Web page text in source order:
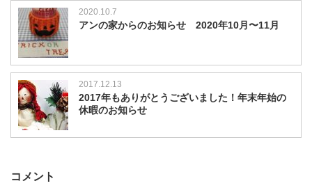
2020.10.7
アンの家からのお知らせ 2020年10月〜11月
2017.12.13
2017年もありがとうございました！年末年始の
休暇のお知らせ
コメント